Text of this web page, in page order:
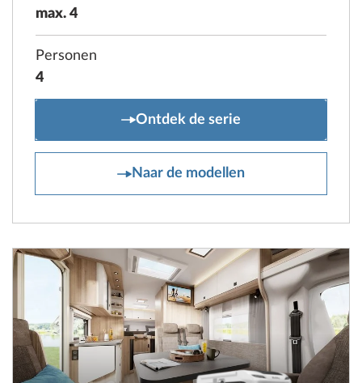
max. 4
Personen
4
ONTOUR C
Ontdek de serie
Naar de modellen
ONTOUR C